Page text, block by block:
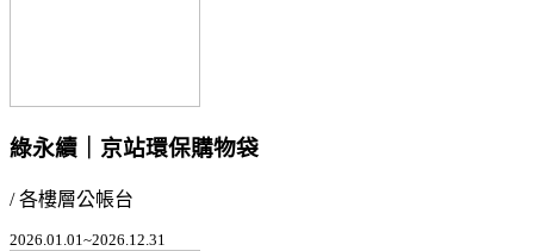
綠永續｜京站環保購物袋
/ 各樓層公帳台
2026.01.01~2026.12.31